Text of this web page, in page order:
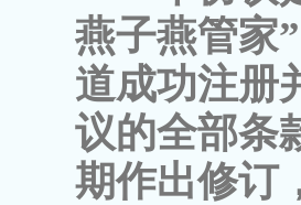
燕子燕管家
道成功注册
议的全部条
期作出修订